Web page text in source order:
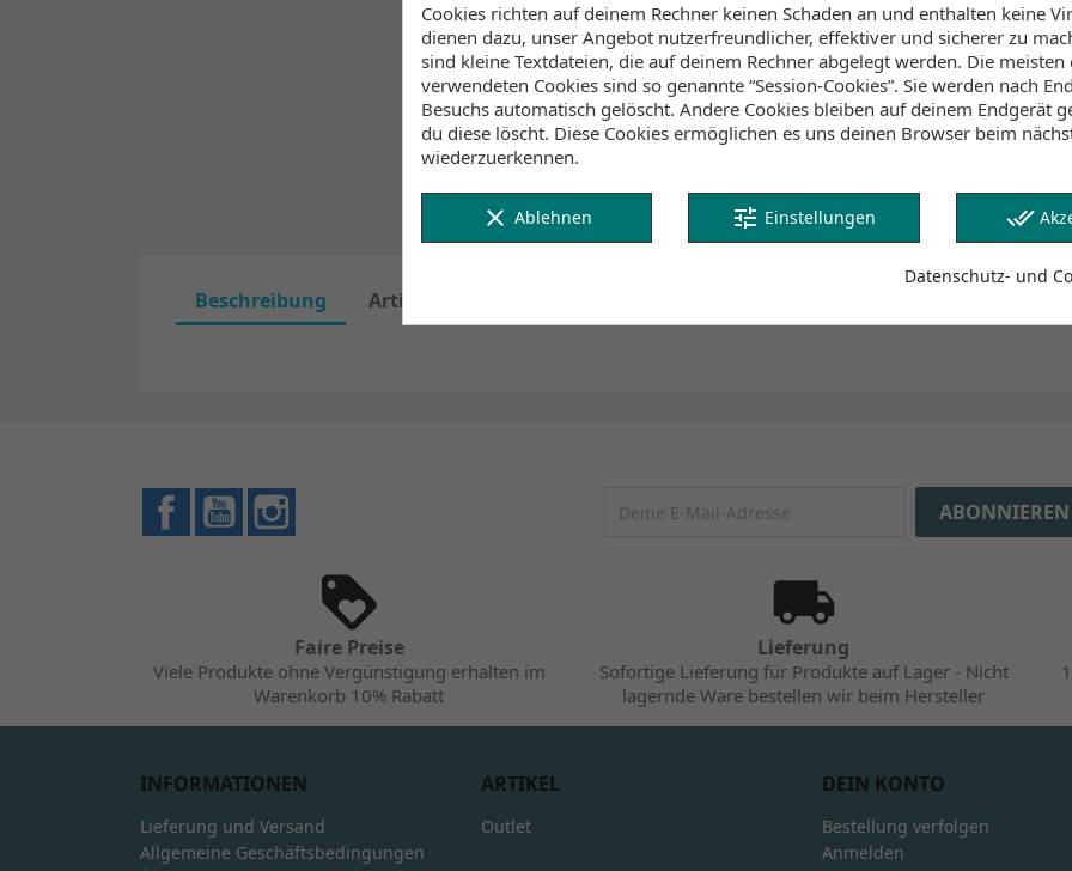
Verfügbarkeit (Lager,
Lager Wind&Snow
an Lager:
2-4 Werktage
Klicke hier um die
Beschreibung Artikeldetails
FacebookYouTube
Faire Preise
Viele Produkte ohne Vergünstigung erhalten im
Warenkorb 10% Rabatt
Lieferung
Sofortige Lieferung für Produkte auf Lager - Nicht
lagernde Ware bestellen wir beim Hersteller
INFORMATIONEN
Lieferung und Versand
Allgemeine Geschäftsbedingungen
ARTIKEL
Outlet
DEIN KONTO
Bestellung verfolgen
Anmelden
Cookies richten auf deinem Rechner keinen Schaden an und enthalten keine
dienen dazu, unser Angebot nutzerfreundlicher, effektiver und sicherer zu
sind kleine Textdateien, die auf deinem Rechner abgelegt werden. Die
verwendeten Cookies sind so genannte “Session-Cookies”. Sie werden nach
Besuchs automatisch gelöscht. Andere Cookies bleiben auf deinem Endgerät
du diese löscht. Diese Cookies ermöglichen es uns deinen Browser beim
wiederzuerkennen.
clear Ablehnen tune Einstellungen done_all
Datenschutz- und